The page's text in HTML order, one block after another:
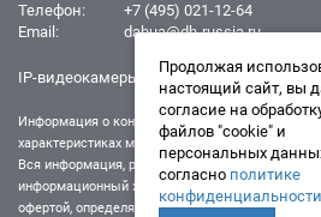
Телефон:
+7 (495) 021-12-64
Email:
dahua@dh-russia.ru
IP-видеокамеры Dahua - Дахуа
Информация о конкретном товаре, его внешнем
характеристиках может отличаться от
Вся информация, размещенная на данном
информационный характер и ни при каких
офертой, определяемой положениями Статьи
Продолжая
настоящий сайт, вы
согласие на
файлов "cookie" и
персональных
согласно политике
конфиденциальности